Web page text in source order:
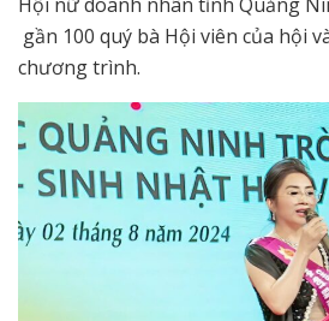
gần 100 quý bà Hội viên của hội
chương trình.